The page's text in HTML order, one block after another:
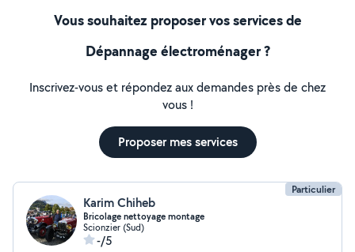
Vous souhaitez proposer vos services de
Dépannage électroménager ?
Inscrivez-vous et répondez aux demandes près de chez
vous !
Proposer mes services
Particulier
Karim Chiheb
Bricolage nettoyage montage
Scionzier (Sud)
-/5